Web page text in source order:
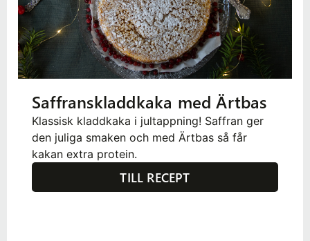
Saffranskladdkaka med Ärtbas
Klassisk kladdkaka i jultappning! Saffran ger
den juliga smaken och med Ärtbas så får
kakan extra protein.
TILL RECEPT